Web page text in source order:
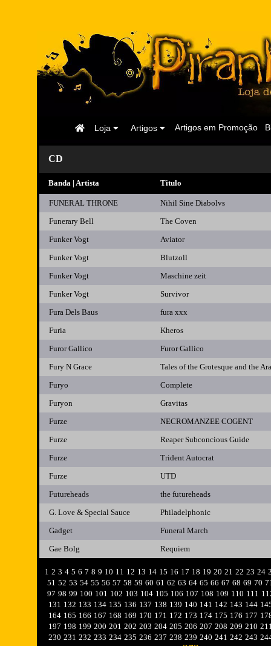
Artigos em Promoção
Artigos
Loja
Página
CD
Banda | Artista Titulo
FUNERAL THRONE
Nihil Sine Diabolvs
Funerary Bell
The Coven
Funker Vogt
Aviator
Funker Vogt
Blutzoll
Funker Vogt
Maschine zeit
Funker Vogt
Survivor
Fura Dels Baus
fura xxx
Furia
Kheros
Furor Gallico
Furor Gallico
Fury N Grace
Tales of the Grotesque and the
Furyo
Complete
Furyon
Gravitas
Furze
NECROMANZEE COGENT
Furze
Reaper Subconcious Guide
Furze
Trident Autocrat
Furze
UTD
Futureheads
the futureheads
G. Love & Special Sauce
Philadelphonic
Gadget
Funeral March
Gae Bolg
Requiem
1 2 3 4 5 6 7 8 9 10 11 12 13 14 15 16 17 18 19 20 21 22 23 24
51 52 53 54 55 56 57 58 59 60 61 62 63 64 65 66 67 68 69 70
97 98 99 100 101 102 103 104 105 106 107 108 109 110 111
131 132 133 134 135 136 137 138 139 140 141 142 143 144
164 165 166 167 168 169 170 171 172 173 174 175 176 177
197 198 199 200 201 202 203 204 205 206 207 208 209 210
230 231 232 233 234 235 236 237 238 239 240 241 242 243